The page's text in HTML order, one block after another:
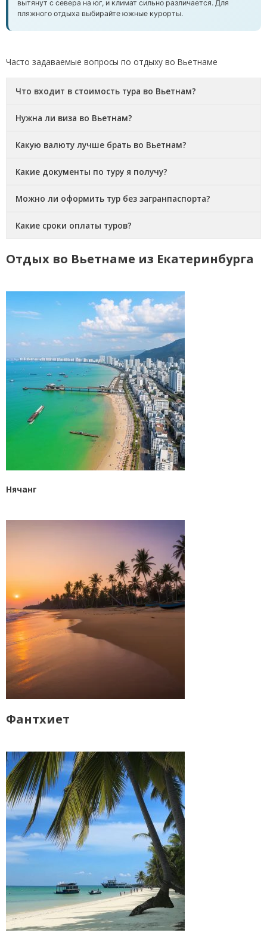
вытянут с севера на юг, и климат сильно различается. Для
пляжного отдыха выбирайте южные курорты.
Часто задаваемые вопросы по отдыху во Вьетнаме
Что входит в стоимость тура во Вьетнам?
Нужна ли виза во Вьетнам?
Какую валюту лучше брать во Вьетнам?
Какие документы по туру я получу?
Можно ли оформить тур без загранпаспорта?
Какие сроки оплаты туров?
Отдых во Вьетнаме из Екатеринбурга
Нячанг
Фантхиет